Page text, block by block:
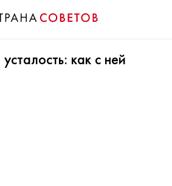
как с ней